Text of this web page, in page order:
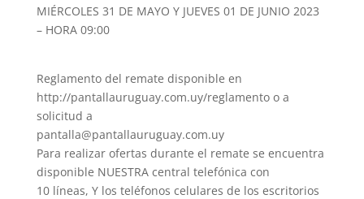
MIÉRCOLES 31 DE MAYO Y JUEVES 01 DE JUNIO 2023
– HORA 09:00
Reglamento del remate disponible en
http://pantallauruguay.com.uy/reglamento o a
solicitud a
pantalla@pantallauruguay.com.uy
Para realizar ofertas durante el remate se encuentra
disponible NUESTRA central telefónica con
10 líneas, Y los teléfonos celulares de los escritorios